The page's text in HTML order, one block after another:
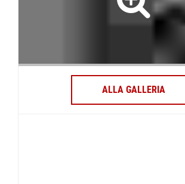
ALLA GALLERIA